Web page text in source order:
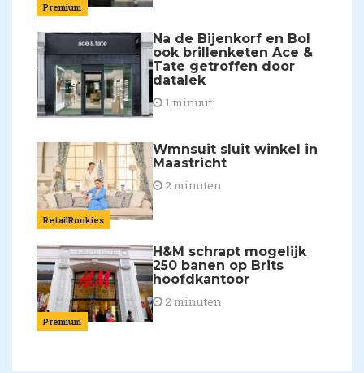
Premium
Na de Bijenkorf en Bol
ook brillenketen Ace &
Tate getroffen door
datalek
1 minuut
RetailRookies
Wmnsuit sluit winkel in
Maastricht
2 minuten
Premium
H&M schrapt mogelijk
250 banen op Brits
hoofdkantoor
2 minuten